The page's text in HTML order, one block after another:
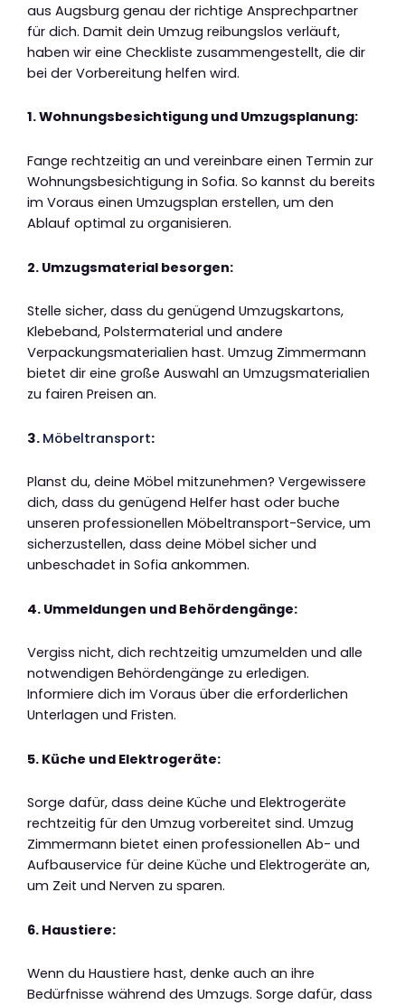
aus Augsburg genau der richtige Ansprechpartner
für dich. Damit dein Umzug reibungslos verläuft,
haben wir eine Checkliste zusammengestellt, die dir
bei der Vorbereitung helfen wird.
1. Wohnungsbesichtigung und Umzugsplanung:
Fange rechtzeitig an und vereinbare einen Termin zur
Wohnungsbesichtigung in Sofia. So kannst du bereits
im Voraus einen Umzugsplan erstellen, um den
Ablauf optimal zu organisieren.
2. Umzugsmaterial besorgen:
Stelle sicher, dass du genügend Umzugskartons,
Klebeband, Polstermaterial und andere
Verpackungsmaterialien hast. Umzug Zimmermann
bietet dir eine große Auswahl an Umzugsmaterialien
zu fairen Preisen an.
3. Möbeltransport:
Planst du, deine Möbel mitzunehmen? Vergewissere
dich, dass du genügend Helfer hast oder buche
unseren professionellen Möbeltransport-Service, um
sicherzustellen, dass deine Möbel sicher und
unbeschadet in Sofia ankommen.
4. Ummeldungen und Behördengänge:
Vergiss nicht, dich rechtzeitig umzumelden und alle
notwendigen Behördengänge zu erledigen.
Informiere dich im Voraus über die erforderlichen
Unterlagen und Fristen.
5. Küche und Elektrogeräte:
Sorge dafür, dass deine Küche und Elektrogeräte
rechtzeitig für den Umzug vorbereitet sind. Umzug
Zimmermann bietet einen professionellen Ab- und
Aufbauservice für deine Küche und Elektrogeräte an,
um Zeit und Nerven zu sparen.
6. Haustiere:
Wenn du Haustiere hast, denke auch an ihre
Bedürfnisse während des Umzugs. Sorge dafür, dass